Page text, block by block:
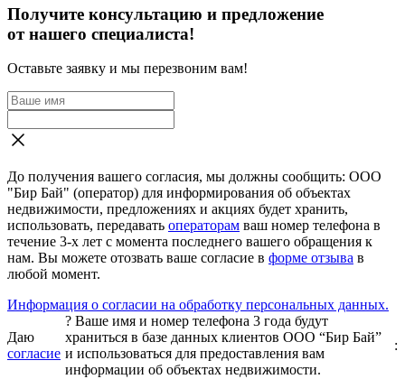
Получите консультацию и предложение
от нашего специалиста!
Оставьте заявку и мы перезвоним вам!
До получения вашего согласия, мы должны сообщить: ООО
"Бир Бай" (оператор) для информирования об объектах
недвижимости, предложениях и акциях будет хранить,
использовать, передавать операторам ваш номер телефона в
течение 3-х лет с момента последнего вашего обращения к
нам. Вы можете отозвать ваше согласие в форме отзыва в
любой момент.
Информация о согласии на обработку персональных данных.
Даю
согласие
? Ваше имя и номер телефона 3 года будут
храниться в базе данных клиентов ООО “Бир Бай”
и использоваться для предоставления вам
информации об объектах недвижимости.
: